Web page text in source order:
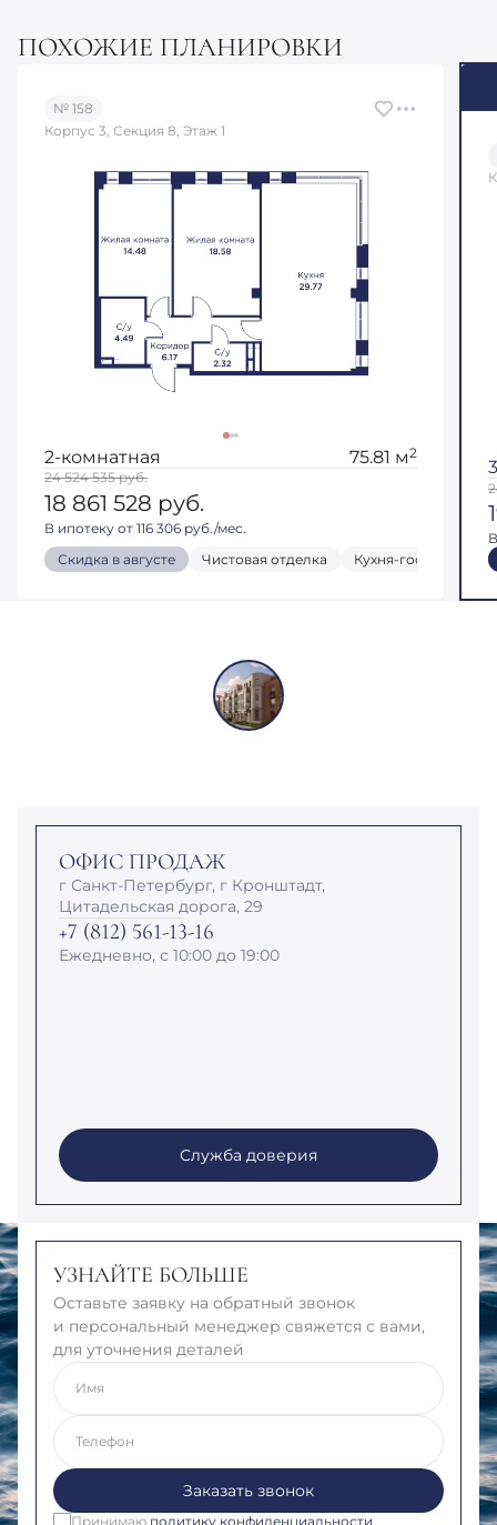
ПОХОЖИЕ ПЛАНИРОВКИ
№ 158
Корпус 3, Секция 8, Этаж 1
2-комнатная 75.81 м2
24 524 535руб.
18 861 528 руб.
В ипотеку от 116 306 руб./мес.
Скидка в августе
Чистовая отделка Кухня-гостиная
ОФИС ПРОДАЖ
г Санкт-Петербург, г Кронштадт,
Цитадельская дорога, 29
+7 (812) 561-13-16
Ежедневно, с 10:00 до 19:00
Служба доверия
УЗНАЙТЕ БОЛЬШЕ
Оставьте заявку на обратный звонок
и персональный менеджер свяжется с вами,
для уточнения деталей
Имя
Телефон
Заказать звонок
Принимаю политику конфиденциальности